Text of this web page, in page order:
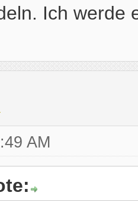
Ich werde
AM